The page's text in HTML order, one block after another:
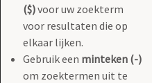
($)voor uw zoekterm
voor resultaten die op
elkaar lijken.
Gebruik een minteken (-)
om zoektermen uit te